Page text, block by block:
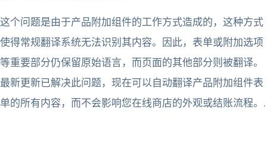
这个问题是由于产品附加组件的工作方式造成的，这种方式
使得常规翻译系统无法识别其内容。因此，表单或附加选项
等重要部分仍保留原始语言，而页面的其他部分则被翻译。
最新更新已解决此问题，现在可以自动翻译产品附加组件表
单的所有内容，而不会影响您在线商店的外观或结账流程。.